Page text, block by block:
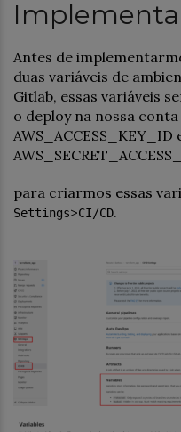
Antes de
duas variáveis de
Gitlab, essas variáveis
o deploy na nossa conta
AWS_ACCESS_KEY_ID
para criarmos essas
Settings>CI/CD.